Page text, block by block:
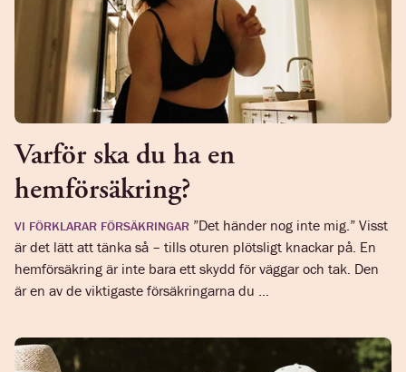
Varför ska du ha en
hemförsäkring?
VI FÖRKLARAR FÖRSÄKRINGAR ”Det händer nog inte mig.” Visst
är det lätt att tänka så – tills oturen plötsligt knackar på. En
hemförsäkring är inte bara ett skydd för väggar och tak. Den
är en av de viktigaste försäkringarna du ...